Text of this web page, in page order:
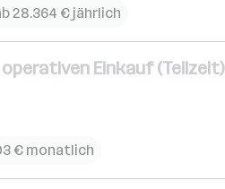
28.364 € jährlich
Einkauf (Teilzeit)
€ monatlich